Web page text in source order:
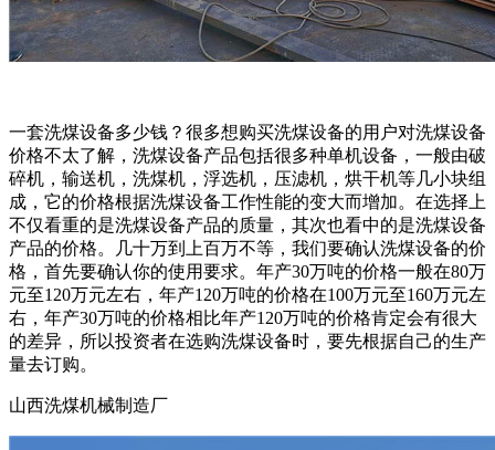
一套洗煤设备多少钱？很多想购买洗煤设备的用户对洗煤设备
价格不太了解，洗煤设备产品包括很多种单机设备，一般由破
碎机，输送机，洗煤机，浮选机，压滤机，烘干机等几小块组
成，它的价格根据洗煤设备工作性能的变大而增加。在选择上
不仅看重的是洗煤设备产品的质量，其次也看中的是洗煤设备
产品的价格。几十万到上百万不等，我们要确认洗煤设备的价
格，首先要确认你的使用要求。年产30万吨的价格一般在80万
元至120万元左右，年产120万吨的价格在100万元至160万元左
右，年产30万吨的价格相比年产120万吨的价格肯定会有很大
的差异，所以投资者在选购洗煤设备时，要先根据自己的生产
量去订购。
山西洗煤机械制造厂